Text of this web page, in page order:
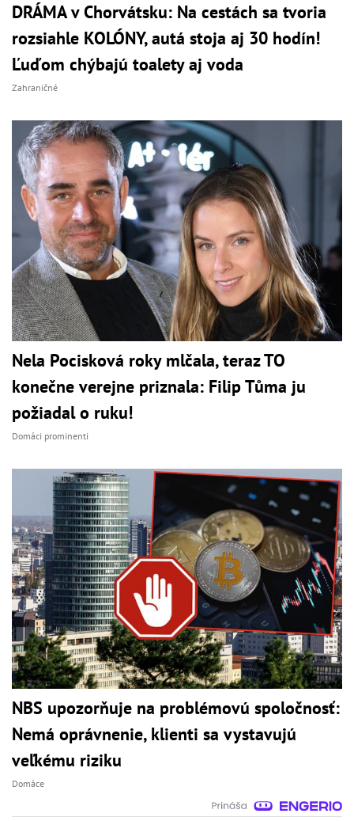
DRÁMA v Chorvátsku: Na cestách sa tvoria
rozsiahle KOLÓNY, autá stoja aj 30 hodín!
Ľuďom chýbajú toalety aj voda
Zahraničné
Nela Pocisková roky mlčala, teraz TO
konečne verejne priznala: Filip Tůma ju
požiadal o ruku!
Domáci prominenti
NBS upozorňuje na problémovú spoločnosť:
Nemá oprávnenie, klienti sa vystavujú
veľkému riziku
Domáce